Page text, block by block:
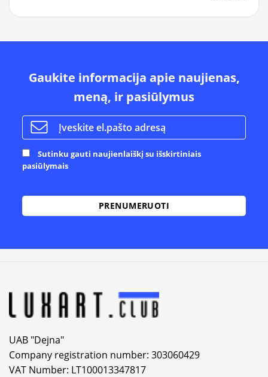
Gaukite informacija apie naujienas,
meną, ir pasiūlymus
Sutinku gauti naujienlaiškį su išskirtiniais
pasiūlymais
UAB "Dejna"
Company registration number: 303060429
VAT Number: LT100013347817